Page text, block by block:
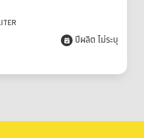
ปีผลิต ไม่ระบุ